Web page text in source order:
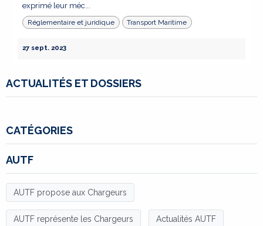
exprimé leur méc...
Réglementaire et juridique Transport Maritime
27 sept. 2023
ACTUALITÉS ET DOSSIERS
CATÉGORIES
AUTF
AUTF propose aux Chargeurs
AUTF représente les Chargeurs Actualités AUTF